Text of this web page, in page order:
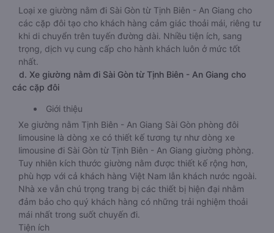
Loại xe giường nằm đi Sài Gòn từ Tịnh Biên - An Giang cho
các cặp đôi tạo cho khách hàng cảm giác thoải mái, riêng tư
khi di chuyển trên tuyến đường dài. Nhiều tiện ích, sang
trọng, dịch vụ cung cấp cho hành khách luôn ở mức tốt
nhất.
d. Xe giường nằm đi Sài Gòn từ Tịnh Biên - An Giang cho
các cặp đôi
Giới thiệu
Xe giường nằm Tịnh Biên - An Giang Sài Gòn phòng đôi
limousine là dòng xe có thiết kế tương tự như dòng xe
limousine đi Sài Gòn từ Tịnh Biên - An Giang giường phòng.
Tuy nhiên kích thước giường nằm được thiết kế rộng hơn,
phù hợp với cả khách hàng Việt Nam lẫn khách nước ngoài.
Nhà xe vẫn chú trọng trang bị các thiết bị hiện đại nhằm
đảm bảo cho quý khách hàng có những trải nghiệm thoải
mái nhất trong suốt chuyến đi.
Tiện ích